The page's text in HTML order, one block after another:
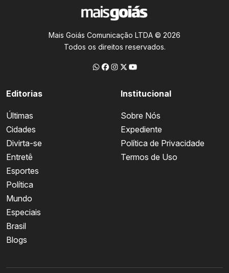
Mais Goiás Comunicação LTDA © 2026
Todos os direitos reservados.
Editorias
Últimas
Cidades
Divirta-se
Entretê
Esportes
Política
Mundo
Especiais
Brasil
Blogs
Institucional
Sobre Nós
Expediente
Política de Privacidade
Termos de Uso